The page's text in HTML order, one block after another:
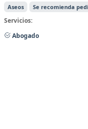
Aseos Se recomienda
Servicios:
Abogado